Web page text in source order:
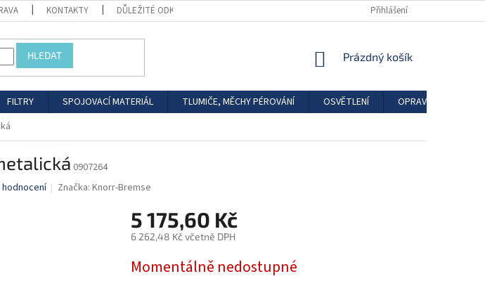
KONTAKTY DŮLEŽITÉ ODKAZY Přihlášení
HLEDAT
NÁKUPNÍ
Prázdný košík
FILTRY SPOJOVACÍ MATERIÁL TLUMIČE, MĚCHY PÉROVÁNÍ OSVĚTLENÍ
OPRAVÁRENSKÉ
0907264
Značka:Knorr-Bremse
5 175,60 Kč
6 262,48 Kč včetně DPH
cena:
Momentálně nedostupné